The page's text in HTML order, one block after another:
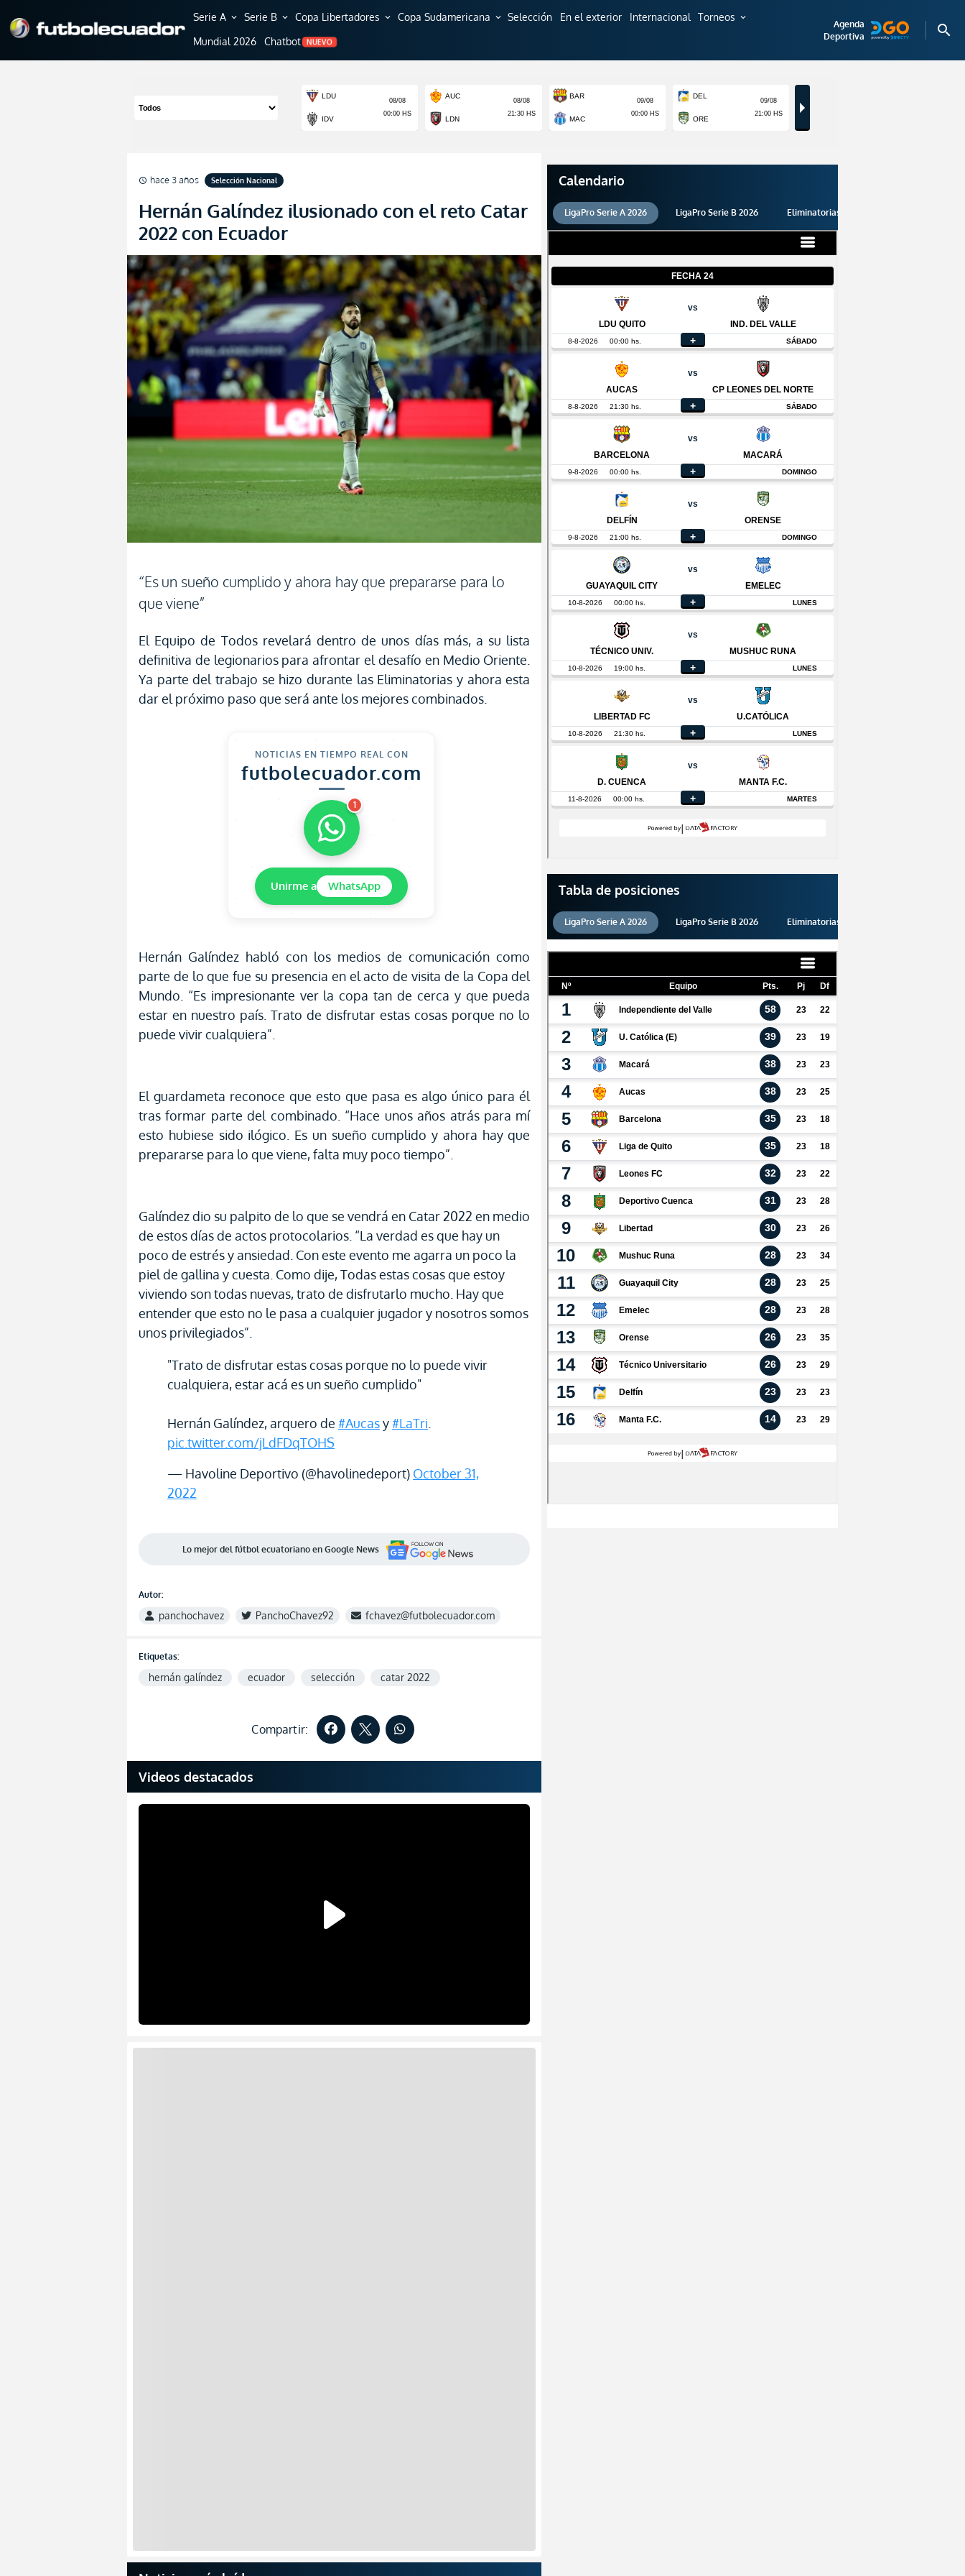
Serie A expand_more Serie B expand_more Copa Libertadores expand_more Copa Sudamericana expand_more Selección En el exterior Internacional Torneos expand_more
Mundial 2026 Chatbot NUEVO
Agenda
Deportiva
search
schedule hace 3 años Selección Nacional
Hernán Galíndez ilusionado con el reto Catar
2022 con Ecuador
“Es un sueño cumplido y ahora hay que prepararse para lo
que viene”
El Equipo de Todos revelará dentro de unos días más, a su lista
definitiva de legionarios para afrontar el desafío en Medio Oriente.
Ya parte del trabajo se hizo durante las Eliminatorias y ahora esta
dar el próximo paso que será ante los mejores combinados.
NOTICIAS EN TIEMPO REAL CON
futbolecuador.com
1
Unirme a WhatsApp
Hernán Galíndez habló con los medios de comunicación como
parte de lo que fue su presencia en el acto de visita de la Copa del
Mundo. “Es impresionante ver la copa tan de cerca y que pueda
estar en nuestro país. Trato de disfrutar estas cosas porque no lo
puede vivir cualquiera”.
El guardameta reconoce que esto que pasa es algo único para él
tras formar parte del combinado. “Hace unos años atrás para mí
esto hubiese sido ilógico. Es un sueño cumplido y ahora hay que
prepararse para lo que viene, falta muy poco tiempo”.
Galíndez dio su palpito de lo que se vendrá en Catar 2022 en medio
de estos días de actos protocolarios. “La verdad es que hay un
poco de estrés y ansiedad. Con este evento me agarra un poco la
piel de gallina y cuesta. Como dije, Todas estas cosas que estoy
viviendo son todas nuevas, trato de disfrutarlo mucho. Hay que
entender que esto no le pasa a cualquier jugador y nosotros somos
unos privilegiados”.
"Trato de disfrutar estas cosas porque no lo puede vivir
cualquiera, estar acá es un sueño cumplido"
Hernán Galíndez, arquero de #Aucasy#LaTri
pic.twitter.com/jLdFDqTOHS
— Havoline Deportivo (@havolinedeport) October 31,
2022
Lo mejor del fútbol ecuatoriano en Google News
Autor:
panchochavez PanchoChavez92 fchavez@futbolecuador.com
Etiquetas:
hernán galíndez ecuador selección catar 2022
Compartir:
Videos destacados
Calendario
LigaPro Serie A 2026 LigaPro Serie B 2026 Eliminatorias 2026
Tabla de posiciones
LigaPro Serie A 2026 LigaPro Serie B 2026 Eliminatorias 2026